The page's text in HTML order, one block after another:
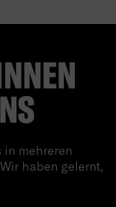
in mehreren
haben gelernt,